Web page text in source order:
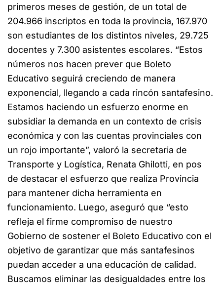
primeros meses de gestión, de un total de
204.966 inscriptos en toda la provincia, 167.970
son estudiantes de los distintos niveles, 29.725
docentes y 7.300 asistentes escolares. “Estos
números nos hacen prever que Boleto
Educativo seguirá creciendo de manera
exponencial, llegando a cada rincón santafesino.
Estamos haciendo un esfuerzo enorme en
subsidiar la demanda en un contexto de crisis
económica y con las cuentas provinciales con
un rojo importante”, valoró la secretaria de
Transporte y Logística, Renata Ghilotti, en pos
de destacar el esfuerzo que realiza Provincia
para mantener dicha herramienta en
funcionamiento. Luego, aseguró que “esto
refleja el firme compromiso de nuestro
Gobierno de sostener el Boleto Educativo con el
objetivo de garantizar que más santafesinos
puedan acceder a una educación de calidad.
Buscamos eliminar las desigualdades entre los